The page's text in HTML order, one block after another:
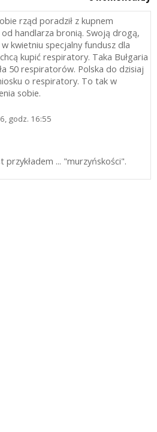
rząd poradził z kupnem
handlarza bronią. Swoją drogą,
w kwietniu specjalny fundusz dla
kupić respiratory. Taka Bułgaria
50 respiratorów. Polska do dzisiaj
o respiratory. To tak w
sobie.
godz. 16:55
przykładem ... "murzyńskości".